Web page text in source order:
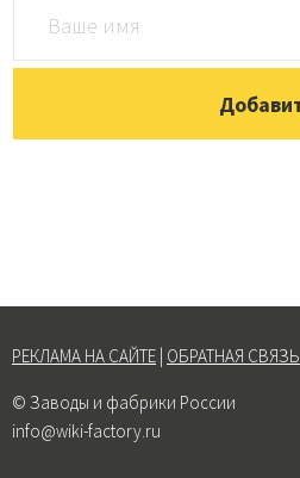
РЕКЛАМА НА САЙТЕ ОБРАТНАЯ СВЯЗЬ
© Заводы и фабрики России
info@wiki-factory.ru